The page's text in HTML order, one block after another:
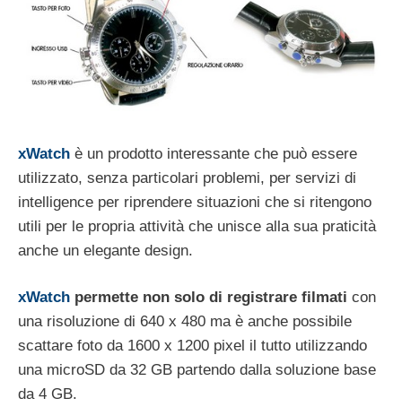
xWatch è un prodotto interessante che può essere
utilizzato, senza particolari problemi, per servizi di
intelligence per riprendere situazioni che si ritengono
utili per le propria attività che unisce alla sua praticità
anche un elegante design.
xWatch permette non solo di registrare filmati con
una risoluzione di 640 x 480 ma è anche possibile
scattare foto da 1600 x 1200 pixel il tutto utilizzando
una microSD da 32 GB partendo dalla soluzione base
da 4 GB.